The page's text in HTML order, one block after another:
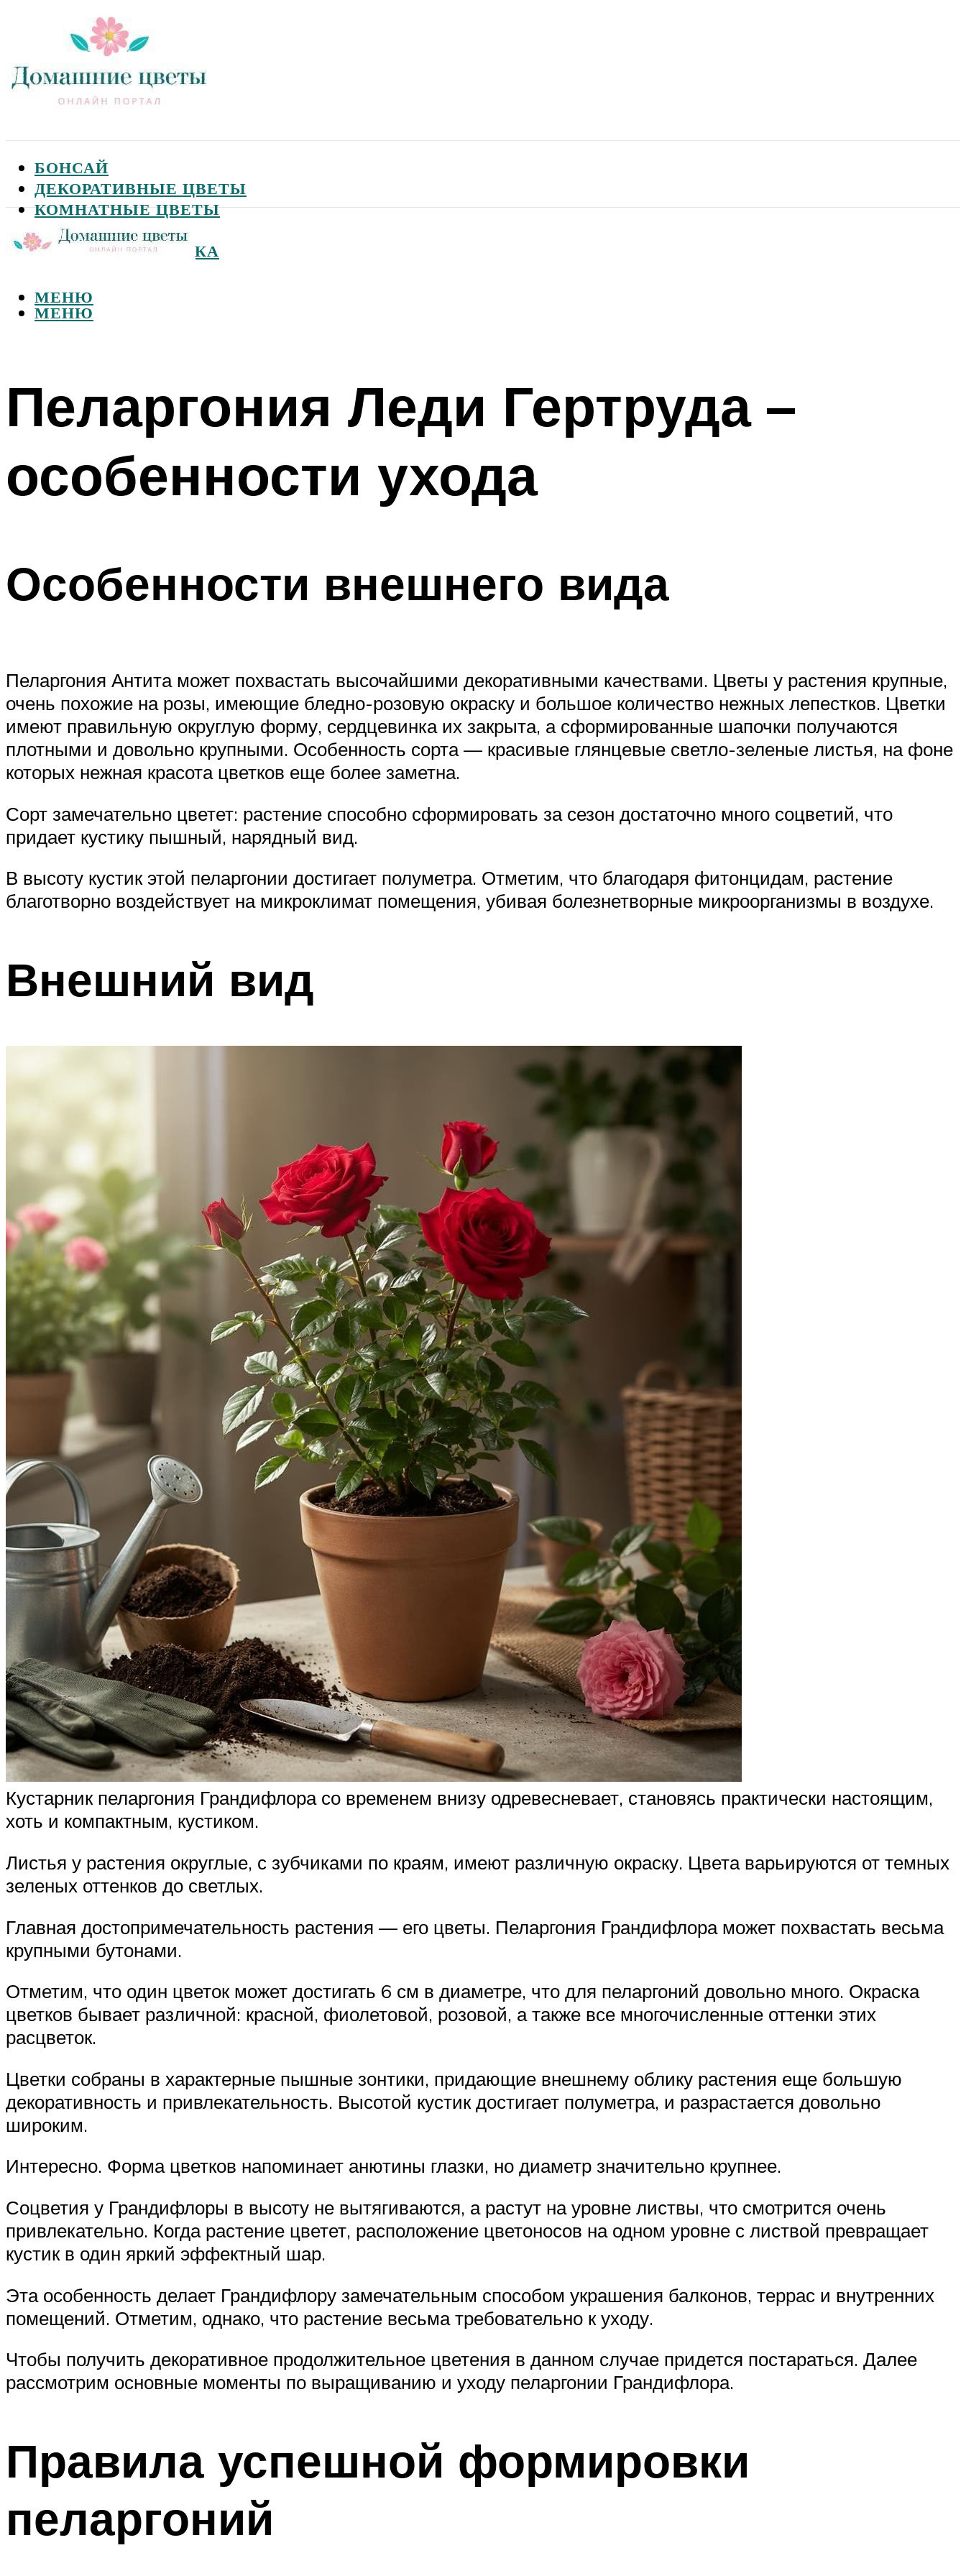
БОНСАЙ
ДЕКОРАТИВНЫЕ ЦВЕТЫ
КОМНАТНЫЕ ЦВЕТЫ
САДОВЫЕ ЦВЕТЫ
СЕМЕНА И ПОСАДКА
МЕНЮ
МЕНЮ
Пеларгония Леди Гертруда –
особенности ухода
Особенности внешнего вида
Пеларгония Антита может похвастать высочайшими декоративными качествами. Цветы у растения крупные,
очень похожие на розы, имеющие бледно-розовую окраску и большое количество нежных лепестков. Цветки
имеют правильную округлую форму, сердцевинка их закрыта, а сформированные шапочки получаются
плотными и довольно крупными. Особенность сорта — красивые глянцевые светло-зеленые листья, на фоне
которых нежная красота цветков еще более заметна.
Сорт замечательно цветет: растение способно сформировать за сезон достаточно много соцветий, что
придает кустику пышный, нарядный вид.
В высоту кустик этой пеларгонии достигает полуметра. Отметим, что благодаря фитонцидам, растение
благотворно воздействует на микроклимат помещения, убивая болезнетворные микроорганизмы в воздухе.
Внешний вид
Кустарник пеларгония Грандифлора со временем внизу одревесневает, становясь практически настоящим,
хоть и компактным, кустиком.
Листья у растения округлые, с зубчиками по краям, имеют различную окраску. Цвета варьируются от темных
зеленых оттенков до светлых.
Главная достопримечательность растения — его цветы. Пеларгония Грандифлора может похвастать весьма
крупными бутонами.
Отметим, что один цветок может достигать 6 см в диаметре, что для пеларгоний довольно много. Окраска
цветков бывает различной: красной, фиолетовой, розовой, а также все многочисленные оттенки этих
расцветок.
Цветки собраны в характерные пышные зонтики, придающие внешнему облику растения еще большую
декоративность и привлекательность. Высотой кустик достигает полуметра, и разрастается довольно
широким.
Интересно. Форма цветков напоминает анютины глазки, но диаметр значительно крупнее.
Соцветия у Грандифлоры в высоту не вытягиваются, а растут на уровне листвы, что смотрится очень
привлекательно. Когда растение цветет, расположение цветоносов на одном уровне с листвой превращает
кустик в один яркий эффектный шар.
Эта особенность делает Грандифлору замечательным способом украшения балконов, террас и внутренних
помещений. Отметим, однако, что растение весьма требовательно к уходу.
Чтобы получить декоративное продолжительное цветения в данном случае придется постараться. Далее
рассмотрим основные моменты по выращиванию и уходу пеларгонии Грандифлора.
Правила успешной формировки
пеларгоний